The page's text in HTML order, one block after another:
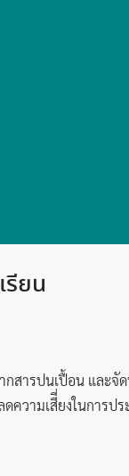
รียน
สารปนเปื้อน และจั
ความเสีี่ยงในการ